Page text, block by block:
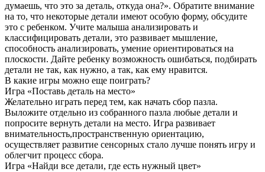
думаешь, что это за деталь, откуда она?». Обратите внимание
на то, что некоторые детали имеют особую форму, обсудите
это с ребенком. Учите малыша анализировать и
классифицировать детали, это развивает мышление,
способность анализировать, умение ориентироваться на
плоскости. Дайте ребенку возможность ошибаться, подбирать
детали не так, как нужно, а так, как ему нравится.
В какие игры можно еще поиграть?
Игра «Поставь деталь на место»
Желательно играть перед тем, как начать сбор пазла.
Выложите отдельно из собранного пазла любые детали и
попросите вернуть детали на место. Игра развивает
внимательность,пространственную ориентацию,
осуществляет развитие сенсорных стало лучше понять игру и
облегчит процесс сбора.
Игра «Найди все детали, где есть нужный цвет»